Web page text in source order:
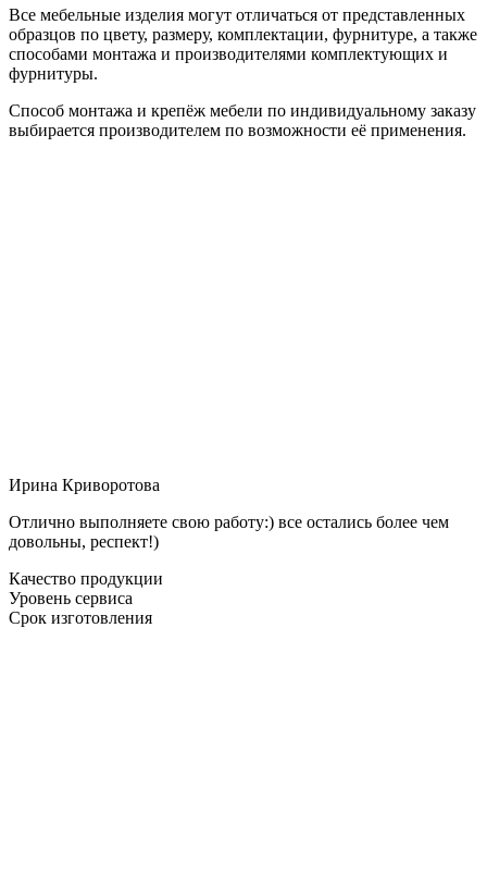
Все мебельные изделия могут отличаться от представленных
образцов по цвету, размеру, комплектации, фурнитуре, а также
способами монтажа и производителями комплектующих и
фурнитуры.
Способ монтажа и крепёж мебели по индивидуальному заказу
выбирается производителем по возможности её применения.
Ирина Криворотова
Отлично выполняете свою работу:) все остались более чем
довольны, респект!)
Качество продукции
Уровень сервиса
Срок изготовления